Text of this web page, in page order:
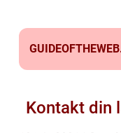
Kontakt din